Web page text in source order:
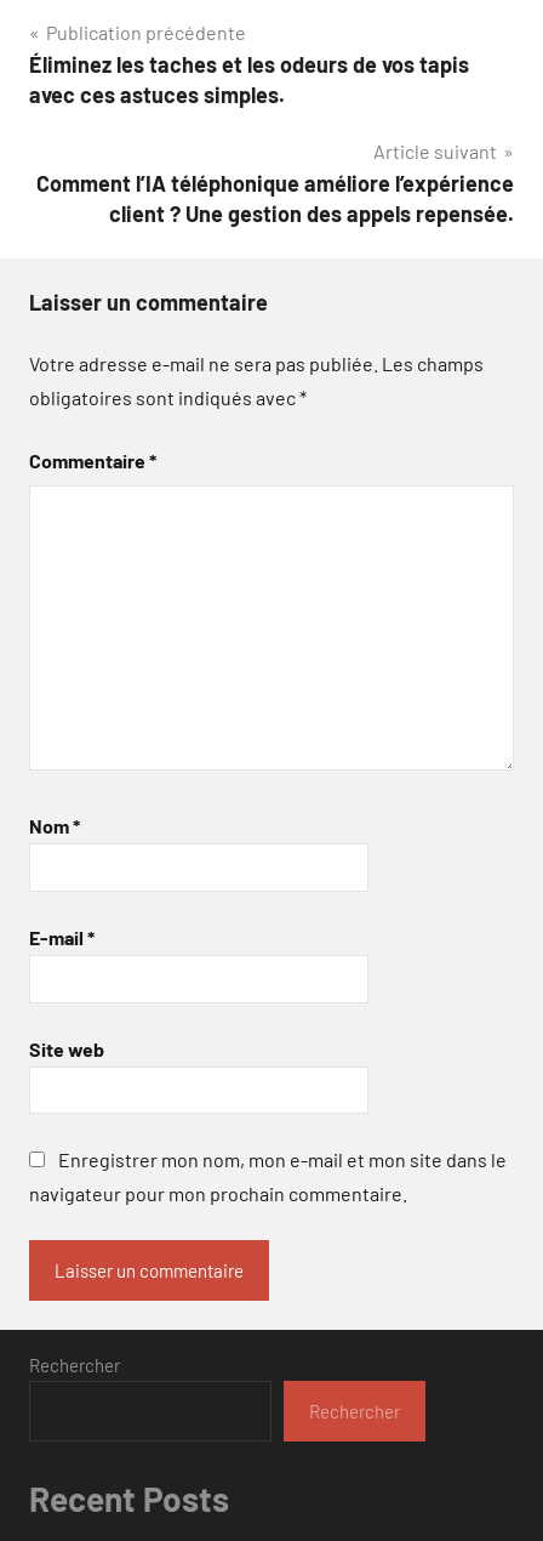
Navigation
de
Publication précédente
Éliminez les taches et les odeurs de vos tapis
avec ces astuces simples.
Article suivant
Comment l’IA téléphonique améliore l’expérience
client ? Une gestion des appels repensée.
Laisser un commentaire
Votre adresse e-mail ne sera pas publiée. Les champs
obligatoires sont indiqués avec*
Commentaire*
Nom*
E-mail *
Site web
Enregistrer mon nom, mon e-mail et mon site dans le
navigateur pour mon prochain commentaire.
Rechercher
Rechercher
Recent Posts